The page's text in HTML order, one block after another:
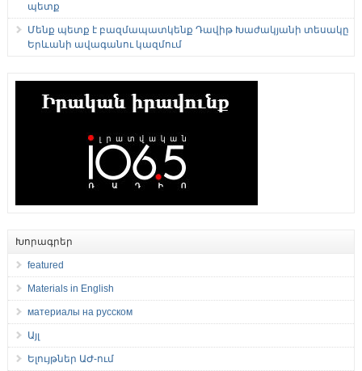
պետք
Մենք պետք է բազմապատկենք Դավիթ Խաժակյանի տեսակը
Երևանի ավագանու կազմում
Խորագրեր
featured
Materials in English
материалы на русском
Այլ
Ելույթներ ԱԺ-ում